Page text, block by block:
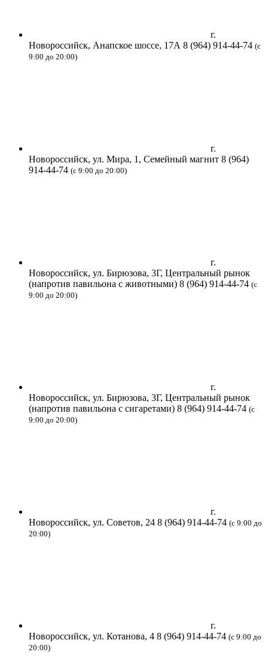
г.
Новороссийск, Анапское шоссе, 17А 8 (964) 914-44-74 (с
9:00 до 20:00)
г.
Новороссийск, ул. Мира, 1, Семейный магнит 8 (964)
914-44-74 (с 9:00 до 20:00)
г.
Новороссийск, ул. Бирюзова, 3Г, Центральный рынок
(напротив павильона с животными) 8 (964) 914-44-74 (с
9:00 до 20:00)
г.
Новороссийск, ул. Бирюзова, 3Г, Центральный рынок
(напротив павильона с сигаретами) 8 (964) 914-44-74 (с
9:00 до 20:00)
г.
Новороссийск, ул. Советов, 24 8 (964) 914-44-74 (с 9:00 до
20:00)
г.
Новороссийск, ул. Котанова, 4 8 (964) 914-44-74 (с 9:00 до
20:00)